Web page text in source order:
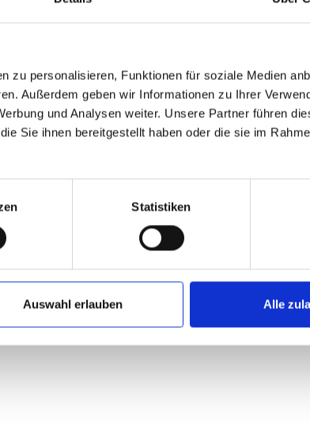
zu personalisieren, Funktionen für soziale Medien
Außerdem geben wir Informationen zu Ihrer
und Analysen weiter. Unsere Partner führen
Sie ihnen bereitgestellt haben oder die sie im
Statistiken
Auswahl erlauben Alle
Handwerksrecht